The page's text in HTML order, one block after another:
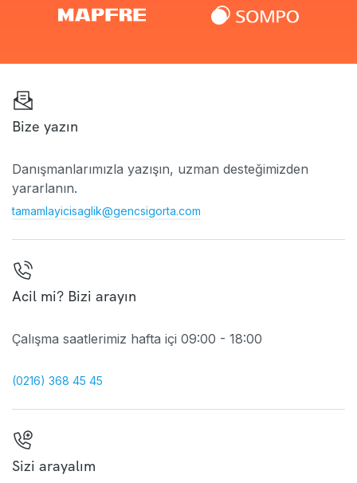
Bize yazın
Danışmanlarımızla yazışın, uzman desteğimizden
yararlanın.
tamamlayicisaglik@gencsigorta.com
Acil mi? Bizi arayın
Çalışma saatlerimiz hafta içi 09:00 - 18:00
(0216) 368 45 45
Sizi arayalım